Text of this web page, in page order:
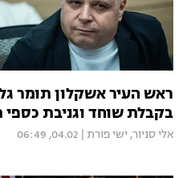
ראש העיר אשקלון תומר
בקבלת שוחד וגניבת כספי
אלי סניור, ישי פורת 04.02, 06:49